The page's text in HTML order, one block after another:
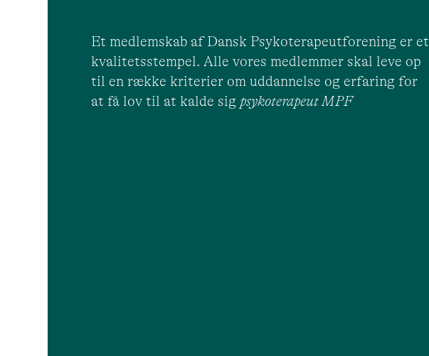
Et medlemskab af Dansk Psykoterapeutforening er et
kvalitetsstempel. Alle vores medlemmer skal leve op
til en række kriterier om uddannelse og erfaring for
at få lov til at kalde sig psykoterapeut MPF